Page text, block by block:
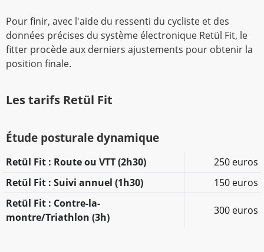
Pour finir, avec l'aide du ressenti du cycliste et des
données précises du système électronique Retül Fit, le
fitter procède aux derniers ajustements pour obtenir la
position finale.
Les tarifs Retül Fit
Étude posturale dynamique
Retül Fit : Route ou VTT (2h30)
250 euros
Retül Fit : Suivi annuel (1h30)
150 euros
Retül Fit : Contre-la-
montre/Triathlon (3h)
300 euros